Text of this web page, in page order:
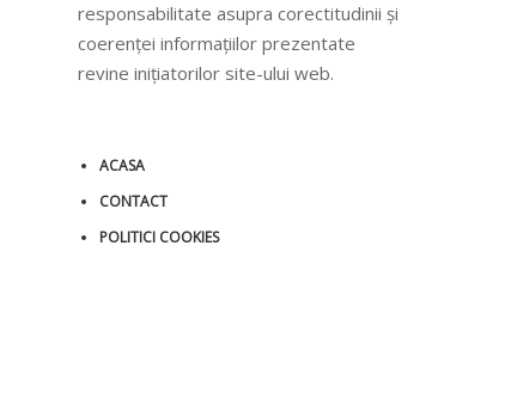
responsabilitate asupra corectitudinii și
coerenței informațiilor prezentate
revine inițiatorilor site-ului web.
ACASA
CONTACT
POLITICI COOKIES